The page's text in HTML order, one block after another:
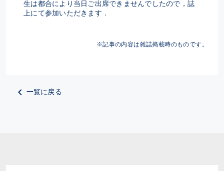
生は都合により当日ご出席できませんでしたので，誌
上にて参加いただきます．
※記事の内容は雑誌掲載時のものです。
一覧に戻る